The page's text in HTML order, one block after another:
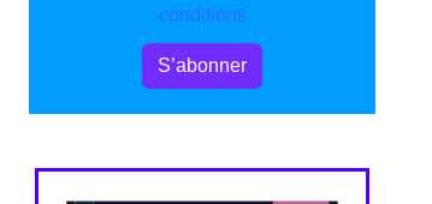
conditions
S’abonner